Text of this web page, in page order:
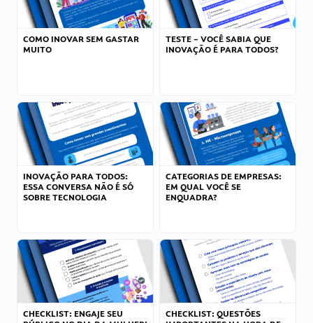
COMO INOVAR SEM GASTAR
MUITO
TESTE – VOCÊ SABIA QUE
INOVAÇÃO É PARA TODOS?
INOVAÇÃO PARA TODOS:
ESSA CONVERSA NÃO É SÓ
SOBRE TECNOLOGIA
CATEGORIAS DE EMPRESAS:
EM QUAL VOCÊ SE
ENQUADRA?
CHECKLIST: ENGAJE SEU
CHECKLIST: QUESTÕES